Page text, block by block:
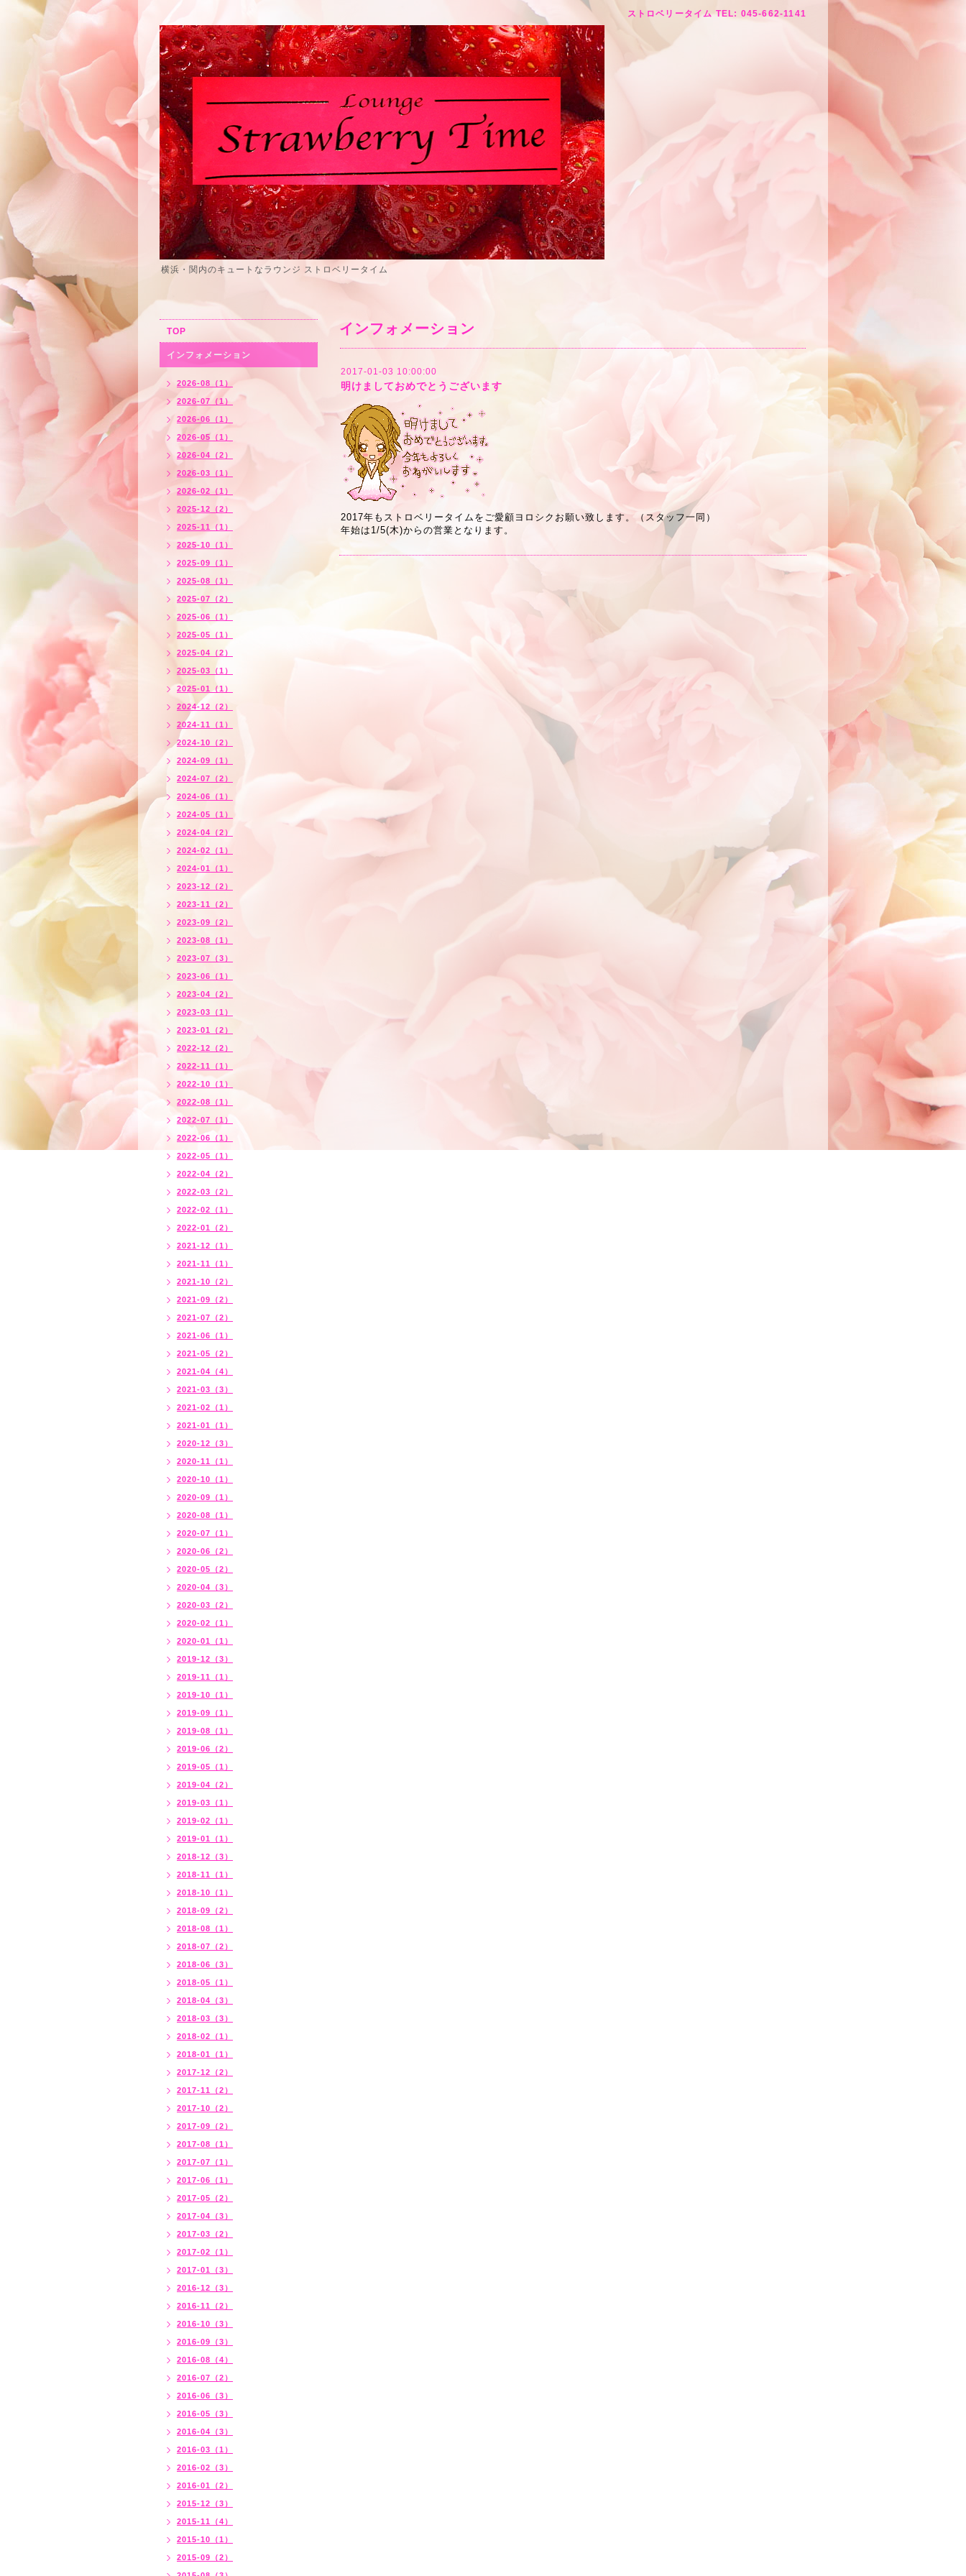
ストロベリータイム TEL: 045-662-1141
横浜・関内のキュートなラウンジ ストロベリータイム
インフォメーション
2017-01-03 10:00:00
明けましておめでとうございます
2017年もストロベリータイムをご愛顧ヨロシクお願い致します。（スタッフ一同）
年始は1/5(木)からの営業となります。
TOP
インフォメーション
2026-08（1）
2026-07（1）
2026-06（1）
2026-05（1）
2026-04（2）
2026-03（1）
2026-02（1）
2025-12（2）
2025-11（1）
2025-10（1）
2025-09（1）
2025-08（1）
2025-07（2）
2025-06（1）
2025-05（1）
2025-04（2）
2025-03（1）
2025-01（1）
2024-12（2）
2024-11（1）
2024-10（2）
2024-09（1）
2024-07（2）
2024-06（1）
2024-05（1）
2024-04（2）
2024-02（1）
2024-01（1）
2023-12（2）
2023-11（2）
2023-09（2）
2023-08（1）
2023-07（3）
2023-06（1）
2023-04（2）
2023-03（1）
2023-01（2）
2022-12（2）
2022-11（1）
2022-10（1）
2022-08（1）
2022-07（1）
2022-06（1）
2022-05（1）
2022-04（2）
2022-03（2）
2022-02（1）
2022-01（2）
2021-12（1）
2021-11（1）
2021-10（2）
2021-09（2）
2021-07（2）
2021-06（1）
2021-05（2）
2021-04（4）
2021-03（3）
2021-02（1）
2021-01（1）
2020-12（3）
2020-11（1）
2020-10（1）
2020-09（1）
2020-08（1）
2020-07（1）
2020-06（2）
2020-05（2）
2020-04（3）
2020-03（2）
2020-02（1）
2020-01（1）
2019-12（3）
2019-11（1）
2019-10（1）
2019-09（1）
2019-08（1）
2019-06（2）
2019-05（1）
2019-04（2）
2019-03（1）
2019-02（1）
2019-01（1）
2018-12（3）
2018-11（1）
2018-10（1）
2018-09（2）
2018-08（1）
2018-07（2）
2018-06（3）
2018-05（1）
2018-04（3）
2018-03（3）
2018-02（1）
2018-01（1）
2017-12（2）
2017-11（2）
2017-10（2）
2017-09（2）
2017-08（1）
2017-07（1）
2017-06（1）
2017-05（2）
2017-04（3）
2017-03（2）
2017-02（1）
2017-01（3）
2016-12（3）
2016-11（2）
2016-10（3）
2016-09（3）
2016-08（4）
2016-07（2）
2016-06（3）
2016-05（3）
2016-04（3）
2016-03（1）
2016-02（3）
2016-01（2）
2015-12（3）
2015-11（4）
2015-10（1）
2015-09（2）